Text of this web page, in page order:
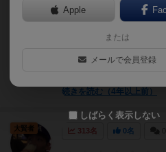
すよかったらフォロ
のゲーム名前からし
は絵が可愛かった
しまいました！
続きを読む（4年以上前）
313名 0名
大賢者
Apple
または
メールで会員登録
しばらく表示しない